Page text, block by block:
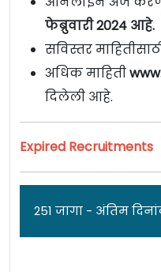
फेब्रुवारी 2024 आहे.
सविस्तर
अधिक माहिती
दिलेली आहे.
Expired Recruitments
251 जागा - अंतिम